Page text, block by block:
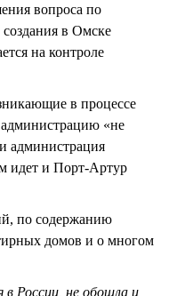
вопроса по
в Омске
на контроле
в процессе
«не
администрация
идет и Порт-Артур
по содержанию
домов и о многом
России, не обошла и